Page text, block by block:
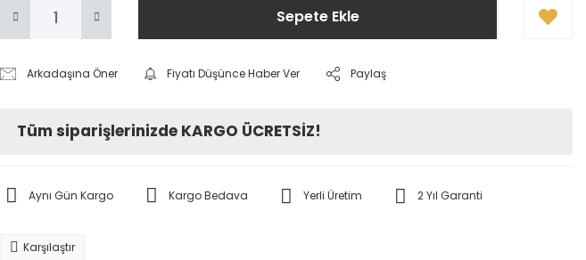
Sepete Ekle
Arkadaşına Öner Fiyatı Düşünce Haber Ver Paylaş
Tüm siparişlerinizde KARGO ÜCRETSİZ!
Aynı Gün Kargo Kargo Bedava Yerli Üretim 2 Yıl Garanti
Karşılaştır